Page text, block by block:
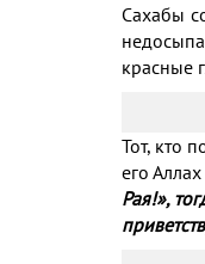
Сахабы
красные
Тот, кто
его
Рая!»,